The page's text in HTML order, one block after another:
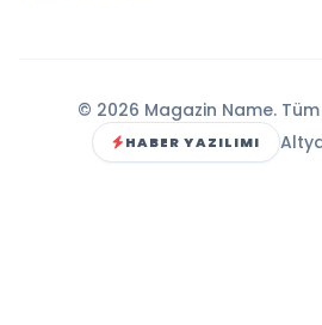
© 2026 Magazin Name. Tüm
HABER YAZILIMI